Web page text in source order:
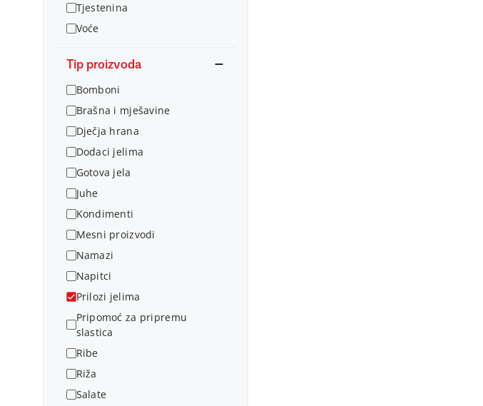
Tjestenina
Voće
Tip proizvoda
Bomboni
Brašna i mješavine
Dječja hrana
Dodaci jelima
Gotova jela
Juhe
Kondimenti
Mesni proizvodi
Namazi
Napitci
Prilozi jelima
Pripomoć za pripremu
slastica
Ribe
Riža
Salate